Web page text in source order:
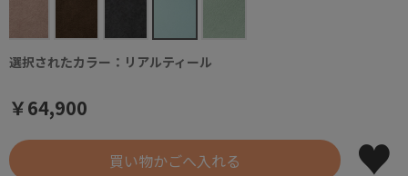
￥64,900
選択されたカラー：リアルティール